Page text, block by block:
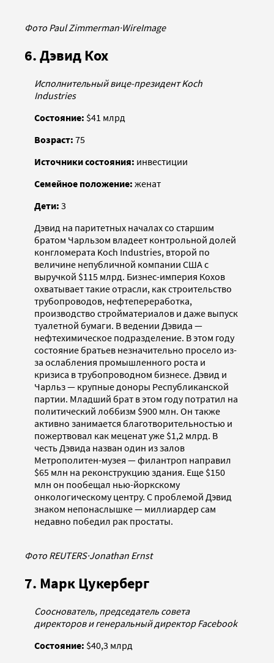
Фото Paul Zimmerman·WireImage
6. Дэвид Кох
Исполнительный вице-президент Koch
Industries
Состояние: $41 млрд
Возраст: 75
Источники состояния: инвестиции
Семейное положение: женат
Дети: 3
Дэвид на паритетных началах со старшим
братом Чарльзом владеет контрольной долей
конгломерата Koch Industries, второй по
величине непубличной компании США с
выручкой $115 млрд. Бизнес-империя Кохов
охватывает такие отрасли, как строительство
трубопроводов, нефтепереработка,
производство стройматериалов и даже выпуск
туалетной бумаги. В ведении Дэвида —
нефтехимическое подразделение. В этом году
состояние братьев незначительно просело из-
за ослабления промышленного роста и
кризиса в трубопроводном бизнесе. Дэвид и
Чарльз — крупные доноры Республиканской
партии. Младший брат в этом году потратил на
политический лоббизм $900 млн. Он также
активно занимается благотворительностью и
пожертвовал как меценат уже $1,2 млрд. В
честь Дэвида назван один из залов
Метрополитен-музея — филантроп направил
$65 млн на реконструкцию здания. Еще $150
млн он пообещал нью-йоркскому
онкологическому центру. С проблемой Дэвид
знаком непонаслышке — миллиардер сам
недавно победил рак простаты.
Фото REUTERS·Jonathan Ernst
7. Марк Цукерберг
Сооснователь, председатель совета
директоров и генеральный директор Facebook
Состояние: $40,3 млрд